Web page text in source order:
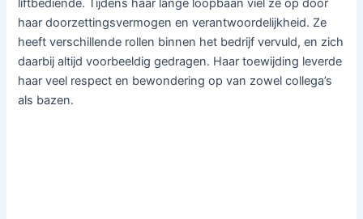
liftbediende. Tijdens haar lange loopbaan viel ze op door
haar doorzettingsvermogen en verantwoordelijkheid. Ze
heeft verschillende rollen binnen het bedrijf vervuld, en zich
daarbij altijd voorbeeldig gedragen. Haar toewijding leverde
haar veel respect en bewondering op van zowel collega’s
als bazen.